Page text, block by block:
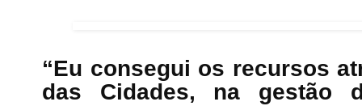
“Eu consegui os recursos
das Cidades, na gestão